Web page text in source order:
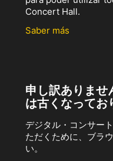
Concert Hall.
Saber más
申し訳ありませ
は古くなってお
デジタル・コンサー
ただくために、ブラ
い。